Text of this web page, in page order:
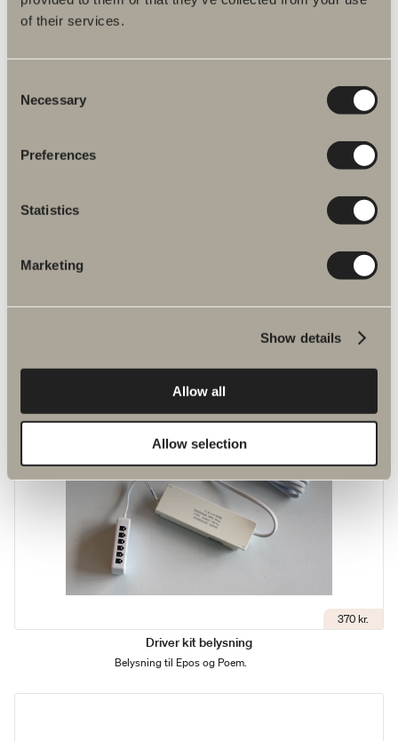
of their services.
Selection
Necessary
Preferences
Statistics
Marketing
Show details
Allow all
Allow selection
Belysning åben hylde / gulvbelysning
370 kr.
Driver kit belysning
Belysning til Epos og Poem.